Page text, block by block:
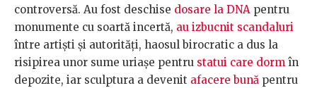
controversă. Au fost deschise dosare la DNA pentru
monumente cu soartă incertă, au izbucnit scandaluri
între artiști și autorități, haosul birocratic a dus la
risipirea unor sume uriașe pentru statui care dorm în
depozite, iar sculptura a devenit afacere bună pentru